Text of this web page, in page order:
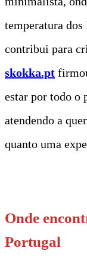
temperatura
contribui para
skokka.pt
estar por todo o
atendendo a
quanto uma
Onde
Portugal